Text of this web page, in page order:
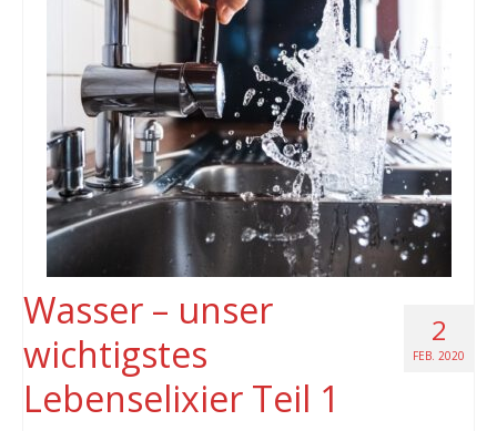
2
FEB. 2020
Wasser – unser
wichtigstes
Lebenselixier Teil 1